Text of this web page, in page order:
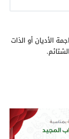
الأديان أو الذات